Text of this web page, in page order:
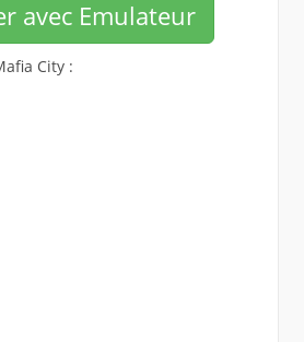
avec Emulateur
City :